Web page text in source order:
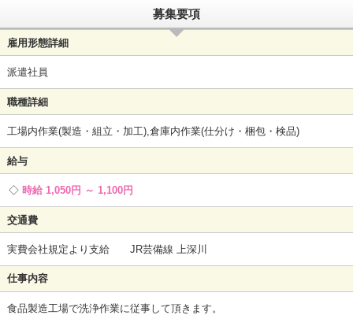
募集要項
雇用形態詳細
派遣社員
職種詳細
工場内作業(製造・組立・加工),倉庫内作業(仕分け・梱包・検品)
給与
時給 1,050円 ～ 1,100円
交通費
実費会社規定より支給 JR芸備線 上深川
仕事内容
食品製造工場で洗浄作業に従事して頂きます。